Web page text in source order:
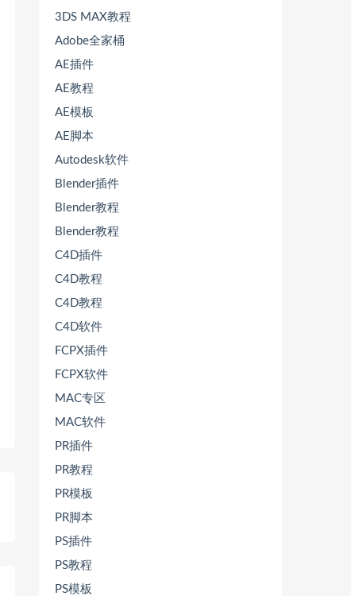
3DS MAX教程
Adobe全家桶
AE插件
AE教程
AE模板
AE脚本
Autodesk软件
Blender插件
Blender教程
Blender教程
C4D插件
C4D教程
C4D教程
C4D软件
FCPX插件
FCPX软件
MAC专区
MAC软件
PR插件
PR教程
PR模板
PR脚本
PS插件
PS教程
PS模板